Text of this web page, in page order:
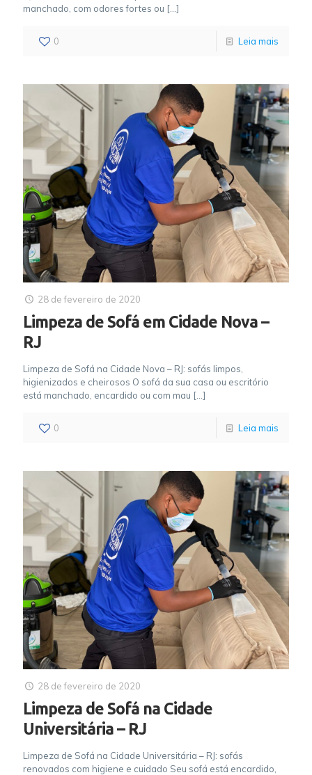
manchado, com odores fortes ou […]
0 Leia mais
28 de fevereiro de 2020
Limpeza de Sofá em Cidade Nova –
RJ
Limpeza de Sofá na Cidade Nova – RJ: sofás limpos,
higienizados e cheirosos O sofá da sua casa ou escritório
está manchado, encardido ou com mau […]
0 Leia mais
28 de fevereiro de 2020
Limpeza de Sofá na Cidade
Universitária – RJ
Limpeza de Sofá na Cidade Universitária – RJ: sofás
renovados com higiene e cuidado Seu sofá está encardido,